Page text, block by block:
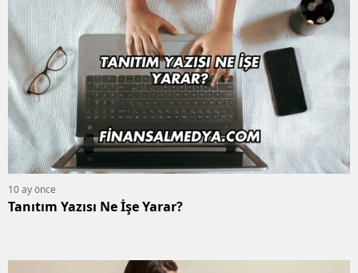
10 ay önce
Tanıtım Yazısı Ne İşe Yarar?